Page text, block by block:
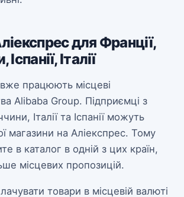
для Франції,
Італії
працюють місцеві
Alibaba Group. Підприємці з
Італії та Іспанії можуть
магазини на Аліекспрес. Тому
в каталог в одній з цих країн,
місцевих пропозицій.
товари в місцевій валюті